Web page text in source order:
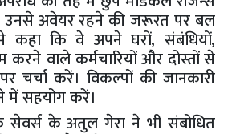
उनसे अवेयर रहने की जरूरत पर बल
से कहा कि वे अपने घरों, संबंधियों,
करने वाले कर्मचारियों और दोस्तों से
चर्चा करें। विकल्पों की जानकारी
सहयोग करें।
सेवर्स के अतुल गेरा ने भी संबोधित